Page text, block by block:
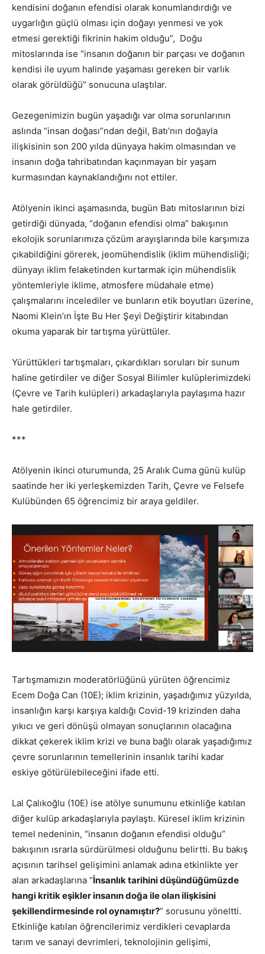
kendisini doğanın efendisi olarak konumlandırdığı ve
uygarlığın güçlü olması için doğayı yenmesi ve yok
etmesi gerektiği fikrinin hakim olduğu”, Doğu
mitoslarında ise “insanın doğanın bir parçası ve doğanın
kendisi ile uyum halinde yaşaması gereken bir varlık
olarak görüldüğü” sonucuna ulaştılar.
Gezegenimizin bugün yaşadığı var olma sorunlarının
aslında “insan doğası”ndan değil, Batı’nın doğayla
ilişkisinin son 200 yılda dünyaya hakim olmasından ve
insanın doğa tahribatından kaçınmayan bir yaşam
kurmasından kaynaklandığını not ettiler.
Atölyenin ikinci aşamasında, bugün Batı mitoslarının bizi
getirdiği dünyada, “doğanın efendisi olma” bakışının
ekolojik sorunlarımıza çözüm arayışlarında bile karşımıza
çıkabildiğini görerek, jeomühendislik (iklim mühendisliği;
dünyayı iklim felaketinden kurtarmak için mühendislik
yöntemleriyle iklime, atmosfere müdahale etme)
çalışmalarını incelediler ve bunların etik boyutları üzerine,
Naomi Klein’ın İşte Bu Her Şeyi Değiştirir kitabından
okuma yaparak bir tartışma yürüttüler.
Yürüttükleri tartışmaları, çıkardıkları soruları bir sunum
haline getirdiler ve diğer Sosyal Bilimler kulüplerimizdeki
(Çevre ve Tarih kulüpleri) arkadaşlarıyla paylaşıma hazır
hale getirdiler.
***
Atölyenin ikinci oturumunda, 25 Aralık Cuma günü kulüp
saatinde her iki yerleşkemizden Tarih, Çevre ve Felsefe
Kulübünden 65 öğrencimiz bir araya geldiler.
Tartışmamızın moderatörlüğünü yürüten öğrencimiz
Ecem Doğa Can (10E); iklim krizinin, yaşadığımız yüzyılda,
insanlığın karşı karşıya kaldığı Covid-19 krizinden daha
yıkıcı ve geri dönüşü olmayan sonuçlarının olacağına
dikkat çekerek iklim krizi ve buna bağlı olarak yaşadığımız
çevre sorunlarının temellerinin insanlık tarihi kadar
eskiye götürülebileceğini ifade etti.
Lal Çalıkoğlu (10E) ise atölye sunumunu etkinliğe katılan
diğer kulüp arkadaşlarıyla paylaştı. Küresel iklim krizinin
temel nedeninin, “insanın doğanın efendisi olduğu”
bakışının ısrarla sürdürülmesi olduğunu belirtti. Bu bakış
açısının tarihsel gelişimini anlamak adına etkinlikte yer
alan arkadaşlarına “İnsanlık tarihini düşündüğümüzde
hangi kritik eşikler insanın doğa ile olan ilişkisini
şekillendirmesinde rol oynamıştır?” sorusunu yöneltti.
Etkinliğe katılan öğrencilerimiz verdikleri cevaplarda
tarım ve sanayi devrimleri, teknolojinin gelişimi,